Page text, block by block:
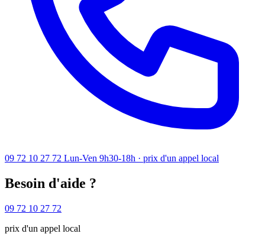
09 72 10 27 72 Lun-Ven 9h30-18h · prix d'un appel local
Besoin d'aide ?
09 72 10 27 72
prix d'un appel local